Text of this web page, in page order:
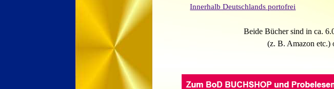
Innerhalb Deutschlands portofrei
Beide Bücher sind in ca.
(z. B. Amazon etc.)